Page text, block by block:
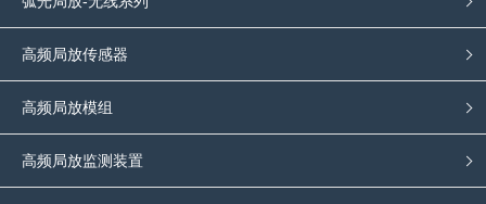
高频局放传感器
高频局放模组
高频局放监测装置